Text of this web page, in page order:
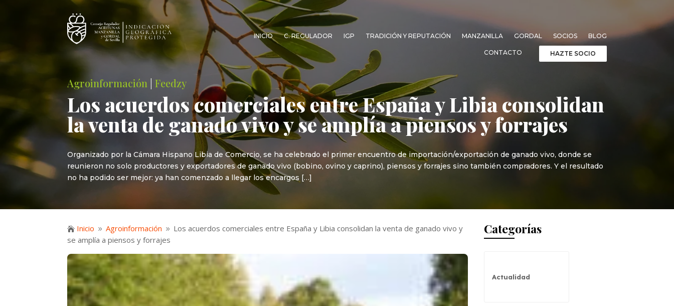
INICIO C. REGULADOR IGP TRADICIÓN Y REPUTACIÓN MANZANILLA GORDAL SOCIOS BLOG
CONTACTO HAZTE SOCIO
Agroinformación |Feedzy
Los acuerdos comerciales entre España y Libia consolidan
la venta de ganado vivo y se amplía a piensos y forrajes
Organizado por la Cámara Hispano Libia de Comercio, se ha celebrado el primer encuentro de importación/exportación de ganado vivo, donde se
reunieron no solo productores y exportadores de ganado vivo (bobino, ovino y caprino), piensos y forrajes sino también compradores. Y el resultado
no ha podido ser mejor: ya han comenzado a llegar los encargos […]
 Inicio 9 Agroinformación 9 Los acuerdos comerciales entre España y Libia consolidan la venta de ganado vivo y
se amplía a piensos y forrajes
Categorías
Actualidad